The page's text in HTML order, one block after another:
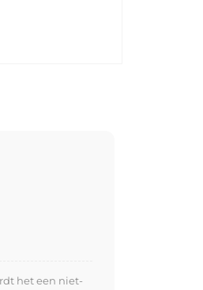
het een niet-